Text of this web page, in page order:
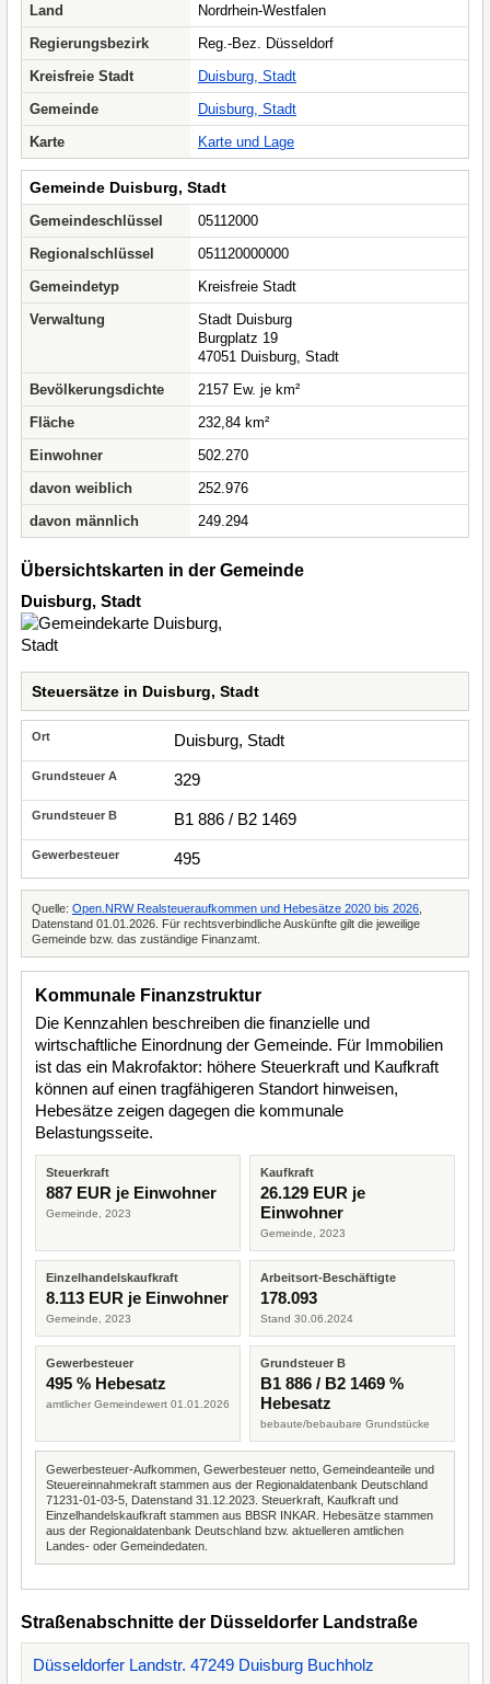
Land
Nordrhein-Westfalen
Regierungsbezirk
Reg.-Bez. Düsseldorf
Kreisfreie Stadt
Duisburg, Stadt
Gemeinde
Duisburg, Stadt
Karte
Karte und Lage
Gemeinde Duisburg, Stadt
Gemeindeschlüssel
05112000
Regionalschlüssel
051120000000
Gemeindetyp
Kreisfreie Stadt
Verwaltung
Stadt Duisburg
Burgplatz 19
47051 Duisburg, Stadt
Bevölkerungsdichte
2157 Ew. je km²
Fläche
232,84 km²
Einwohner
502.270
davon weiblich
252.976
davon männlich
249.294
Übersichtskarten in der Gemeinde
Duisburg, Stadt
Steuersätze in Duisburg, Stadt
Duisburg, Stadt
329
B1 886 / B2 1469
495
Quelle: Open.NRW Realsteueraufkommen und Hebesätze 2020 bis 2026
Datenstand 01.01.2026. Für rechtsverbindliche Auskünfte gilt die jeweilige
Gemeinde bzw. das zuständige Finanzamt.
Kommunale Finanzstruktur
Die Kennzahlen beschreiben die finanzielle und
wirtschaftliche Einordnung der Gemeinde. Für Immobilien
ist das ein Makrofaktor: höhere Steuerkraft und Kaufkraft
können auf einen tragfähigeren Standort hinweisen,
Hebesätze zeigen dagegen die kommunale
Belastungsseite.
Steuerkraft
887 EUR je Einwohner
Gemeinde, 2023
Kaufkraft
26.129 EUR je
Einwohner
Gemeinde, 2023
Einzelhandelskaufkraft
8.113 EUR je Einwohner
Gemeinde, 2023
Arbeitsort-Beschäftigte
178.093
Stand 30.06.2024
Gewerbesteuer
495 % Hebesatz
amtlicher Gemeindewert 01.01.2026
Grundsteuer B
B1 886 / B2 1469 %
Hebesatz
bebaute/bebaubare Grundstücke
Gewerbesteuer-Aufkommen, Gewerbesteuer netto, Gemeindeanteile und
Steuereinnahmekraft stammen aus der Regionaldatenbank Deutschland
71231-01-03-5, Datenstand 31.12.2023. Steuerkraft, Kaufkraft und
Einzelhandelskaufkraft stammen aus BBSR INKAR. Hebesätze stammen
aus der Regionaldatenbank Deutschland bzw. aktuelleren amtlichen
Landes- oder Gemeindedaten.
Straßenabschnitte der Düsseldorfer Landstraße
Düsseldorfer Landstr. 47249 Duisburg Buchholz